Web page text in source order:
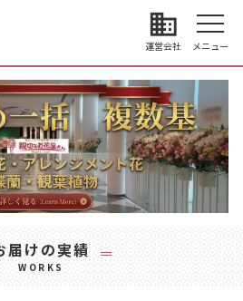
business
運営会社 メニュー
届けの実績
WORKS